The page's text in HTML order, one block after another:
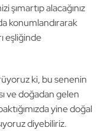
şımartıp alacağınız
konumlandırarak
eşliğinde
ki, bu senenin
ve doğadan gelen
yine doğal
diyebiliriz.